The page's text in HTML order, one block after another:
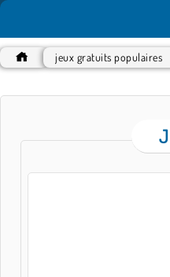
jeux gratuits populaires